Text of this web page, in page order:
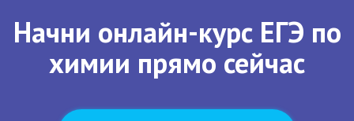
Начни онлайн-курс ЕГЭ по
химии прямо сейчас